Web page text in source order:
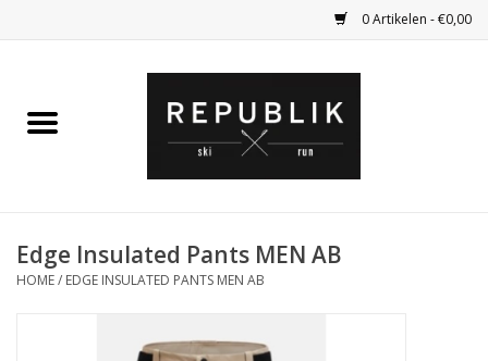
0 Artikelen - €0,00
Bagage
Edge Insulated Pants MEN AB
HOME/ EDGE INSULATED PANTS MEN AB